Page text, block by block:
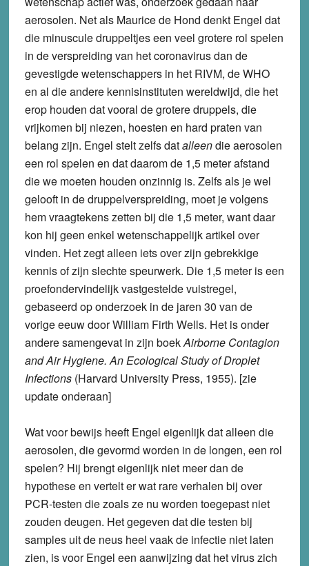
aerosolen. Net als Maurice de Hond denkt Engel dat
die minuscule druppeltjes een veel grotere rol spelen
in de verspreiding van het coronavirus dan de
gevestigde wetenschappers in het RIVM, de WHO
en al die andere kennisinstituten wereldwijd, die het
erop houden dat vooral de grotere druppels, die
vrijkomen bij niezen, hoesten en hard praten van
belang zijn. Engel stelt zelfs datalleendie aerosolen
een rol spelen en dat daarom de 1,5 meter afstand
die we moeten houden onzinnig is. Zelfs als je wel
gelooft in de druppelverspreiding, moet je volgens
hem vraagtekens zetten bij die 1,5 meter, want daar
kon hij geen enkel wetenschappelijk artikel over
vinden. Het zegt alleen iets over zijn gebrekkige
kennis of zijn slechte speurwerk. Die 1,5 meter is een
proefondervindelijk vastgestelde vuistregel,
gebaseerd op onderzoek in de jaren 30 van de
vorige eeuw door William Firth Wells. Het is onder
andere samengevat in zijn boekAirborne Contagion
and Air Hygiene. An Ecological Study of Droplet
Infections(Harvard University Press, 1955). [zie
update onderaan]
Wat voor bewijs heeft Engel eigenlijk dat alleen die
aerosolen, die gevormd worden in de longen, een rol
spelen? Hij brengt eigenlijk niet meer dan de
hypothese en vertelt er wat rare verhalen bij over
PCR-testen die zoals ze nu worden toegepast niet
zouden deugen. Het gegeven dat die testen bij
samples uit de neus heel vaak de infectie niet laten
zien, is voor Engel een aanwijzing dat het virus zich